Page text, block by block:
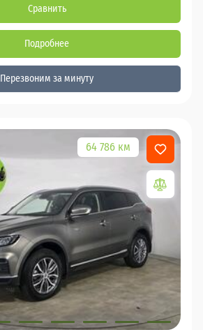
Сравнить
Подробнее
Перезвоним за минуту
64 786 км